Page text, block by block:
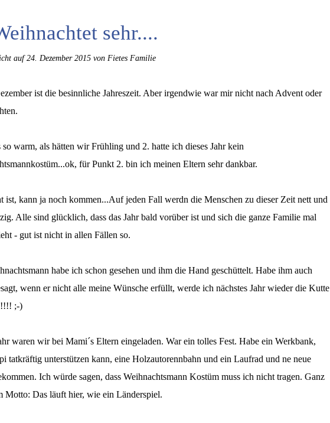
sehr....
auf24. Dezember 2015 von Fietes Familie
ist die besinnliche Jahreszeit. Aber irgendwie war mir nicht nach Advent oder
so warm, als hätten wir Frühling und 2. hatte ich dieses Jahr kein
für Punkt 2. bin ich meinen Eltern sehr dankbar.
ist, kann ja noch kommen...Auf jeden Fall werdn die Menschen zu dieser Zeit nett und
Alle sind glücklich, dass das Jahr bald vorüber ist und sich die ganze Familie mal
- gut ist nicht in allen Fällen so.
habe ich schon gesehen und ihm die Hand geschüttelt. Habe ihm auch
wenn er nicht alle meine Wünsche erfüllt, werde ich nächstes Jahr wieder die Kutte
;-)
waren wir bei Mami´s Eltern eingeladen. War ein tolles Fest. Habe ein Werkbank,
tatkräftig unterstützen kann, eine Holzautorennbahn und ein Laufrad und ne neue
Ich würde sagen, dass Weihnachtsmann Kostüm muss ich nicht tragen. Ganz
Motto: Das läuft hier, wie ein Länderspiel.